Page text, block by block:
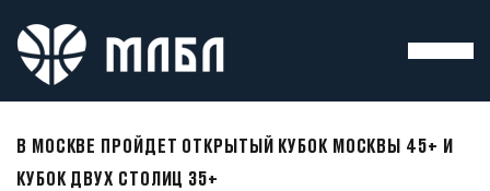
В МОСКВЕ ПРОЙДЕТ ОТКРЫТЫЙ КУБОК МОСКВЫ 45+ И
КУБОК ДВУХ СТОЛИЦ 35+